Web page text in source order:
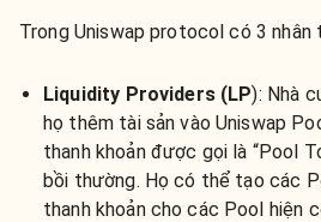
Trong Uniswap protocol có 3 nhân
Liquidity Providers (LP): Nhà
họ thêm tài sản vào Uniswap
thanh khoản được gọi là “Pool
bồi thường. Họ có thể tạo các
thanh khoản cho các Pool hiện